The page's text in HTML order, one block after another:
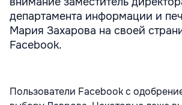
департамента информации и
Мария Захарова на своей
Facebook.
Пользователи Facebook с